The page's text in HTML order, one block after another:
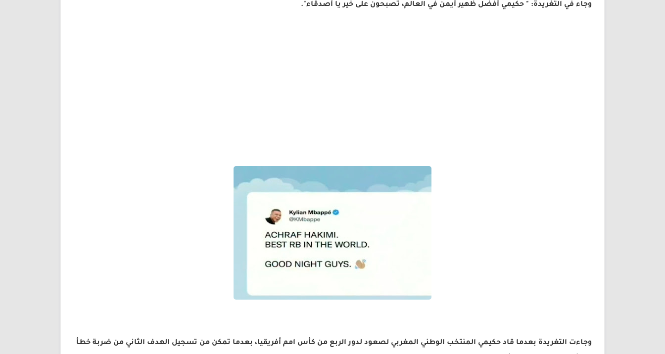
وجاء في التغريدة: " حكيمي أفضل ظهير أيمن في العالم، تصبحون على خير يا أصدقاء".
وجاءت التغريدة بعدما قاد حكيمي المنتخب الوطني المغربي لصعود لدور الربع من كأس امم أفريقيا، بعدما تمكن من تسجيل الهدف الثاني من ضربة خطأ